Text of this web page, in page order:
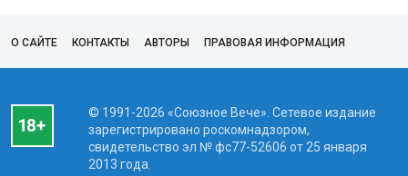
О САЙТЕ КОНТАКТЫ АВТОРЫ ПРАВОВАЯ ИНФОРМАЦИЯ
© 1991-2026 «Союзное Вече». Сетевое издание
зарегистрировано роскомнадзором,
свидетельство эл № фc77-52606 от 25 января
2013 года.